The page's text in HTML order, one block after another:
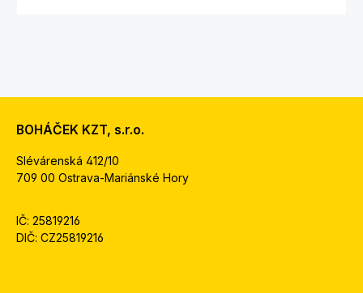
BOHÁČEK KZT, s.r.o.
Slévárenská 412/10
709 00 Ostrava-Mariánské Hory
IČ: 25819216
DIČ: CZ25819216